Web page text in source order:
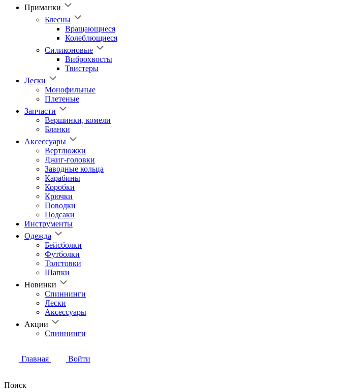
Приманки
Блесны
Вращающиеся
Колеблющиеся
Силиконовые
Виброхвосты
Твистеры
Лески
Монофильные
Плетеные
Запчасти
Вершинки, комели
Бланки
Аксессуары
Вертлюжки
Джиг-головки
Заводные кольца
Карабины
Коробки
Крючки
Поводки
Подсаки
Инструменты
Одежда
Бейсболки
Футболки
Толстовки
Шапки
Новинки
Спиннинги
Лески
Аксессуары
Акции
Спиннинги
Главная Войти
Поиск